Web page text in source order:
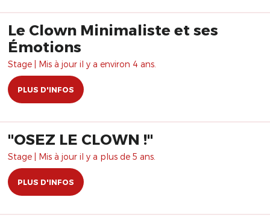
Le Clown Minimaliste et ses
Émotions
Stage | Mis à jour il y a environ 4 ans.
PLUS D'INFOS
"OSEZ LE CLOWN !"
Stage | Mis à jour il y a plus de 5 ans.
PLUS D'INFOS